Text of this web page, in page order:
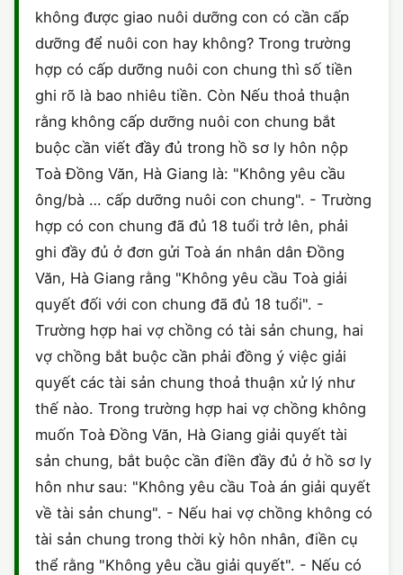
THUẾ - BẢO HIỂM
HÔN NHÂN - GIA ĐÌNH
LAO ĐỘNG
SỞ HỮU TRÍ TUỆ
THỪA KẾ - DI CHÚC
THUẾ VÀ KẾ TOÁN
HỘ KINH DOANH
SỞ HỮU TRÍ TUỆ
LÝ LỊCH TƯ PHÁP
TRÍCH LỤC HỘ TỊCH
CÔNG BỐ SẢN PHẨM
GIẤY PHÉP LAO ĐỘNG
CHỨNG NHẬN HACCP
MẪU KHÁC
VĂN BẢN TỐ TỤNG
không được giao nuôi dưỡng con có cần cấp
dưỡng để nuôi con hay không? Trong trường
hợp có cấp dưỡng nuôi con chung thì số tiền
ghi rõ là bao nhiêu tiền. Còn Nếu thoả thuận
rằng không cấp dưỡng nuôi con chung bắt
buộc cần viết đầy đủ trong hồ sơ ly hôn nộp
Toà Đồng Văn, Hà Giang là: "Không yêu cầu
ông/bà … cấp dưỡng nuôi con chung". - Trường
hợp có con chung đã đủ 18 tuổi trở lên, phải
ghi đầy đủ ở đơn gửi Toà án nhân dân Đồng
Văn, Hà Giang rằng "Không yêu cầu Toà giải
quyết đối với con chung đã đủ 18 tuổi". -
Trường hợp hai vợ chồng có tài sản chung, hai
vợ chồng bắt buộc cần phải đồng ý việc giải
quyết các tài sản chung thoả thuận xử lý như
thế nào. Trong trường hợp hai vợ chồng không
muốn Toà Đồng Văn, Hà Giang giải quyết tài
sản chung, bắt buộc cần điền đầy đủ ở hồ sơ ly
hôn như sau: "Không yêu cầu Toà án giải quyết
về tài sản chung". - Nếu hai vợ chồng không có
tài sản chung trong thời kỳ hôn nhân, điền cụ
thể rằng "Không yêu cầu giải quyết". - Nếu có